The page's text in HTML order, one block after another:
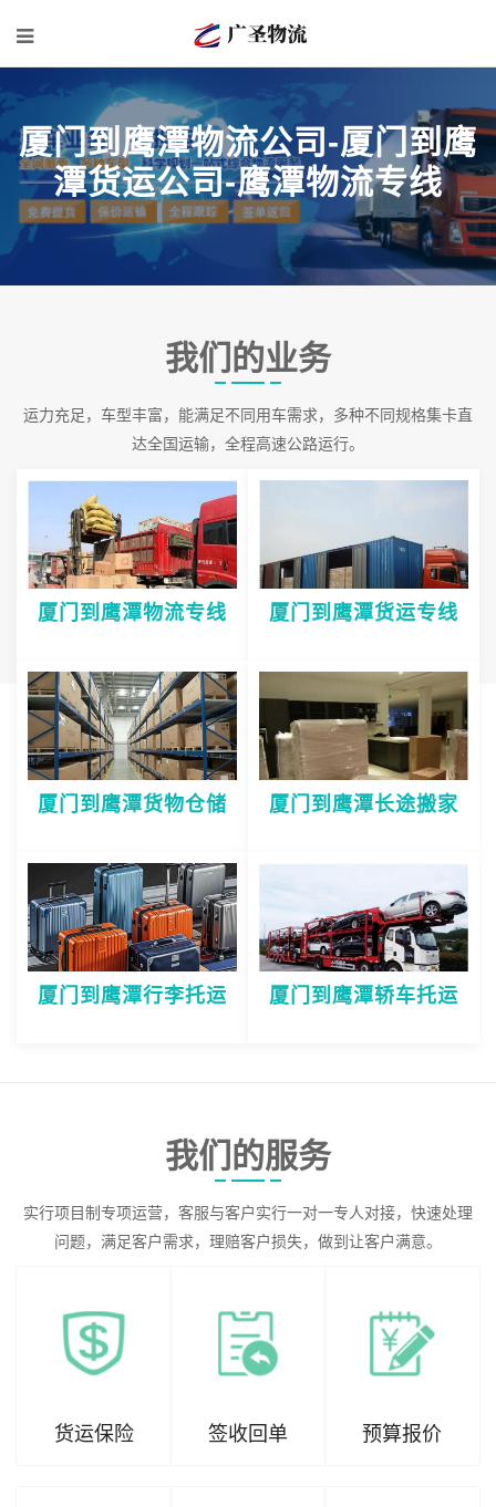
厦门到鹰潭物流公司-厦门到鹰
潭货运公司-鹰潭物流专线
我们的业务
运力充足，车型丰富，能满足不同用车需求，多种不同规格集卡直
达全国运输，全程高速公路运行。
厦门到鹰潭物流专线 厦门到鹰潭货运专线
厦门到鹰潭货物仓储 厦门到鹰潭长途搬家
厦门到鹰潭行李托运 厦门到鹰潭轿车托运
我们的服务
实行项目制专项运营，客服与客户实行一对一专人对接，快速处理
问题，满足客户需求，理赔客户损失，做到让客户满意。
货运保险 签收回单 预算报价